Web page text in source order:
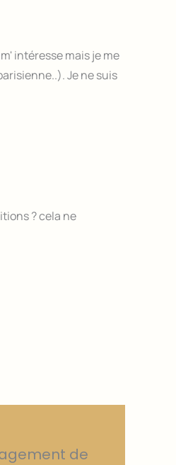
intéresse mais je me
Je ne suis
? cela ne
de